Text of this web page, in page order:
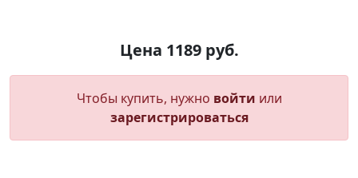
Цена 1189 руб.
Чтобы купить, нужно войти или
зарегистрироваться